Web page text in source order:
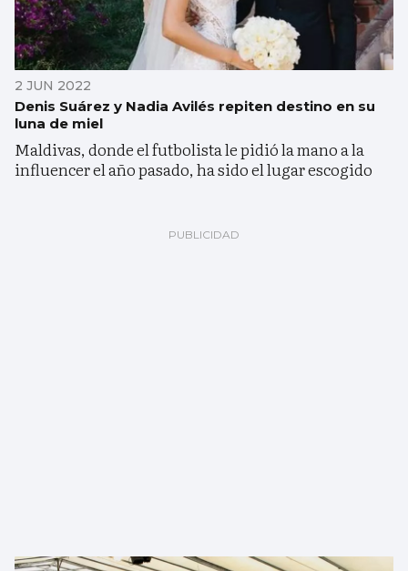
2 JUN 2022
Denis Suárez y Nadia Avilés repiten destino en su
luna de miel
Maldivas, donde el futbolista le pidió la mano a la
influencer el año pasado, ha sido el lugar escogido